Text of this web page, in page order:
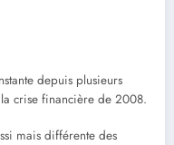
depuis plusieurs
crise financière de 2008.
mais différente des